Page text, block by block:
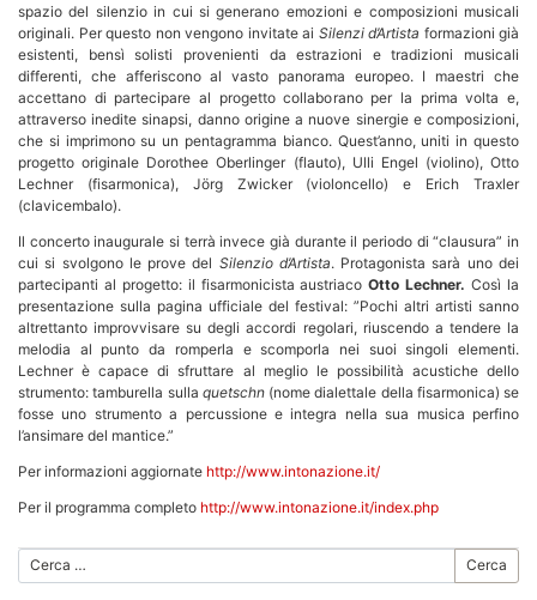
spazio del silenzio in cui si generano emozioni e composizioni musicali
originali. Per questo non vengono invitate ai Silenzi d’Artista formazioni già
esistenti, bensì solisti provenienti da estrazioni e tradizioni musicali
differenti, che afferiscono al vasto panorama europeo. I maestri che
accettano di partecipare al progetto collaborano per la prima volta e,
attraverso inedite sinapsi, danno origine a nuove sinergie e composizioni,
che si imprimono su un pentagramma bianco. Quest’anno, uniti in questo
progetto originale Dorothee Oberlinger (flauto), Ulli Engel (violino), Otto
Lechner (fisarmonica), Jörg Zwicker (violoncello) e Erich Traxler
(clavicembalo).
Il concerto inaugurale si terrà invece già durante il periodo di “clausura” in
cui si svolgono le prove del Silenzio d’Artista. Protagonista sarà uno dei
partecipanti al progetto: il fisarmonicista austriacoOtto Lechner.Così la
presentazione sulla pagina ufficiale del festival: ”Pochi altri artisti sanno
altrettanto improvvisare su degli accordi regolari, riuscendo a tendere la
melodia al punto da romperla e scomporla nei suoi singoli elementi.
Lechner è capace di sfruttare al meglio le possibilità acustiche dello
strumento: tamburella sulla quetschn(nome dialettale della fisarmonica) se
fosse uno strumento a percussione e integra nella sua musica perfino
l’ansimare del mantice.”
Per informazioni aggiornate http://www.intonazione.it/
Per il programma completo http://www.intonazione.it/index.php
Cerca